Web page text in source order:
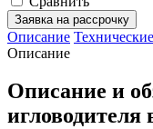
Заявка на рассрочку
Описание
Описание
Описание и